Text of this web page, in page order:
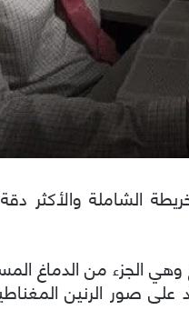
الشاملة والأكثر
الجزء من الدماغ